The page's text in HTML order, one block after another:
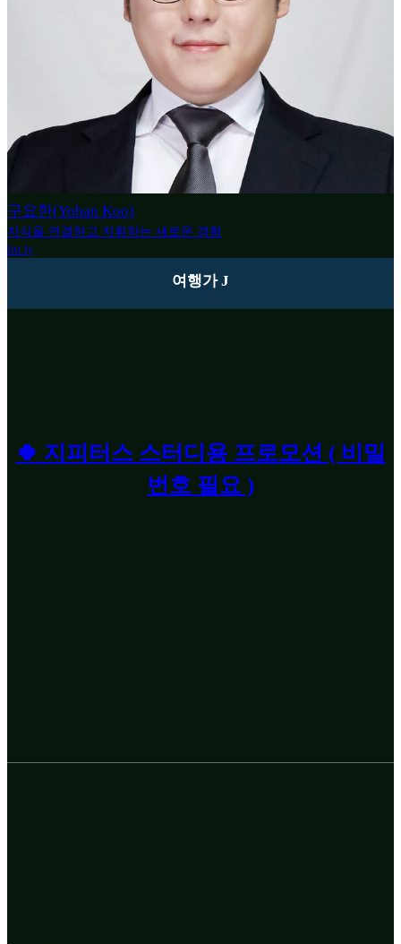
구요한(Yohan Koo)
지식을 연결하고 지휘하는 새로운 경험
litt.ly
여행가 J
🍀 지피터스 스터디용 프로모션 ( 비밀
번호 필요 )